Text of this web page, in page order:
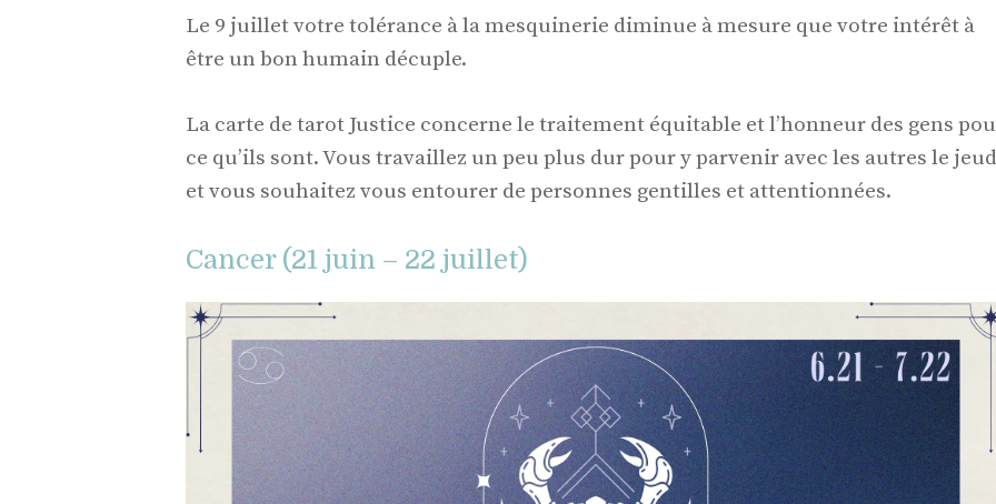
Le 9 juillet votre tolérance à la mesquinerie diminue à mesure que votre intérêt à
être un bon humain décuple.
La carte de tarot Justice concerne le traitement équitable et l’honneur des gens
ce qu’ils sont. Vous travaillez un peu plus dur pour y parvenir avec les autres le
et vous souhaitez vous entourer de personnes gentilles et attentionnées.
Cancer (21 juin – 22 juillet)